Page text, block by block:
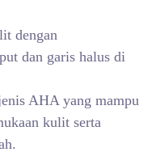
dengan
dan garis halus di
AHA yang mampu
kulit serta